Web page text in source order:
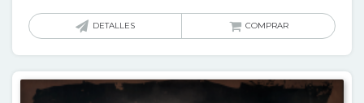
DETALLES COMPRAR